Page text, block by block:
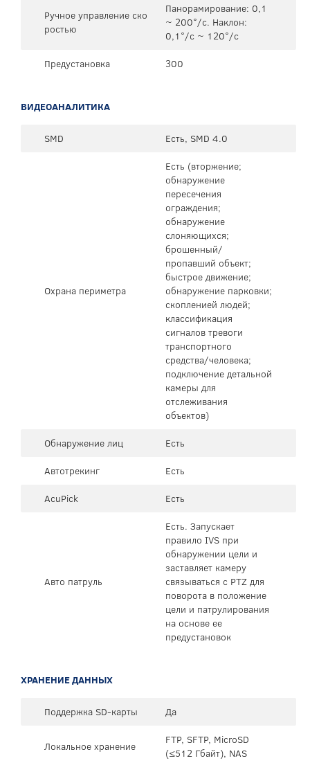
Ручное управление ско
ростью
Панорамирование: 0,1
~ 200°/с. Наклон:
0,1°/с ~ 120°/с
Предустановка
300
ВИДЕОАНАЛИТИКА
SMD Есть, SMD 4.0
Охрана периметра
Есть (вторжение;
обнаружение
пересечения
ограждения;
обнаружение
слоняющихся;
брошенный/
пропавший объект;
быстрое движение;
обнаружение парковки;
скопленией людей;
классификация
сигналов тревоги
транспортного
средства/человека;
подключение детальной
камеры для
отслеживания
объектов)
Обнаружение лиц
Есть
Автотрекинг
Есть
AcuPick
Есть
Авто патруль
Есть. Запускает
правило IVS при
обнаружении цели и
заставляет камеру
связываться с PTZ для
поворота в положение
цели и патрулирования
на основе ее
предустановок
ХРАНЕНИЕ ДАННЫХ
Поддержка SD-карты Да
Локальное хранение
FTP, SFTP, MicroSD
(≤512 Гбайт), NAS